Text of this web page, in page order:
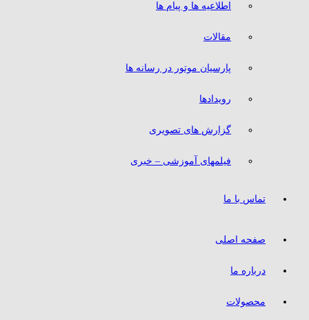
اطلاعیه ها و پیام ها
مقالات
پارسیان موتور در رسانه ها
رویدادها
گزارش های تصویری
فیلمهای آموزشی – خبری
تماس با ما
صفحه اصلی
درباره ما
محصولات